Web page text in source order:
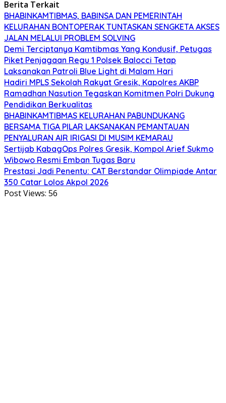
Berita Terkait
BHABINKAMTIBMAS, BABINSA DAN PEMERINTAH
KELURAHAN BONTOPERAK TUNTASKAN SENGKETA AKSES
JALAN MELALUI PROBLEM SOLVING
Demi Terciptanya Kamtibmas Yang Kondusif, Petugas
Piket Penjagaan Regu 1 Polsek Balocci Tetap
Laksanakan Patroli Blue Light di Malam Hari
Hadiri MPLS Sekolah Rakyat Gresik, Kapolres AKBP
Ramadhan Nasution Tegaskan Komitmen Polri Dukung
Pendidikan Berkualitas
BHABINKAMTIBMAS KELURAHAN PABUNDUKANG
BERSAMA TIGA PILAR LAKSANAKAN PEMANTAUAN
PENYALURAN AIR IRIGASI DI MUSIM KEMARAU
Sertijab KabagOps Polres Gresik, Kompol Arief Sukmo
Wibowo Resmi Emban Tugas Baru
Prestasi Jadi Penentu: CAT Berstandar Olimpiade Antar
350 Catar Lolos Akpol 2026
Post Views: 56